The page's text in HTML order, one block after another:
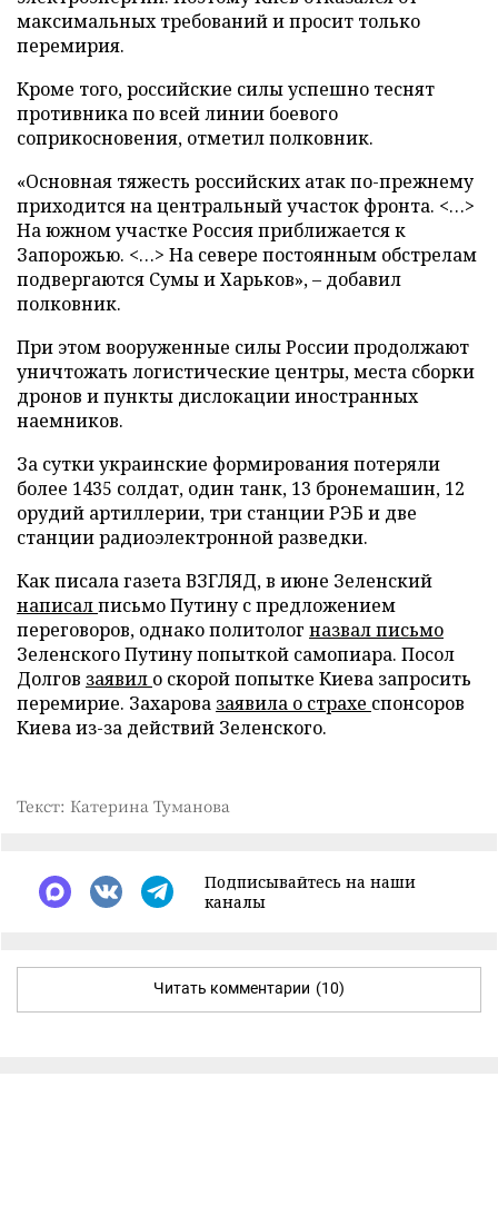
максимальных требований и просит только
перемирия.
Кроме того, российские силы успешно теснят
противника по всей линии боевого
соприкосновения, отметил полковник.
«Основная тяжесть российских атак по-прежнему
приходится на центральный участок фронта. <…>
На южном участке Россия приближается к
Запорожью. <…> На севере постоянным обстрелам
подвергаются Сумы и Харьков», – добавил
полковник.
При этом вооруженные силы России продолжают
уничтожать логистические центры, места сборки
дронов и пункты дислокации иностранных
наемников.
За сутки украинские формирования потеряли
более 1435 солдат, один танк, 13 бронемашин, 12
орудий артиллерии, три станции РЭБ и две
станции радиоэлектронной разведки.
Как писала газета ВЗГЛЯД, в июне Зеленский
написалписьмо Путину с предложением
переговоров, однако политолог назвал письмо
Зеленского Путину попыткой самопиара. Посол
Долгов заявил о скорой попытке Киева запросить
перемирие. Захарова заявила о страхе спонсоров
Киева из-за действий Зеленского.
Текст: Катерина Туманова
Подписывайтесь на наши
каналы
Читать комментарии (10)